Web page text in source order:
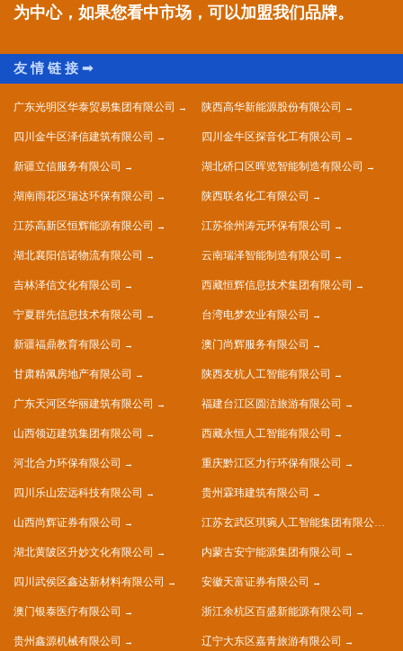
为中心，如果您看中市场，可以加盟我们品牌。
广东光明区华泰贸易集团有限公司 陕西高华新能源股份有限公司
四川金牛区泽信建筑有限公司 四川金牛区探音化工有限公司
新疆立信服务有限公司 湖北硚口区晖览智能制造有限公司
湖南雨花区瑞达环保有限公司 陕西联名化工有限公司
江苏高新区恒辉能源有限公司 江苏徐州涛元环保有限公司
湖北襄阳信诺物流有限公司 云南瑞泽智能制造有限公司
吉林泽信文化有限公司 西藏恒辉信息技术集团有限公司
宁夏群先信息技术有限公司 台湾电梦农业有限公司
新疆福鼎教育有限公司 澳门尚辉服务有限公司
甘肃精佩房地产有限公司 陕西友杭人工智能有限公司
广东天河区华丽建筑有限公司 福建台江区圆洁旅游有限公司
山西领迈建筑集团有限公司 西藏永恒人工智能有限公司
河北合力环保有限公司 重庆黔江区力行环保有限公司
四川乐山宏远科技有限公司 贵州霖玮建筑有限公司
山西尚辉证券有限公司 江苏玄武区琪琬人工智能集团有限公司
湖北黄陂区升妙文化有限公司 内蒙古安宁能源集团有限公司
四川武侯区鑫达新材料有限公司 安徽天富证券有限公司
澳门银泰医疗有限公司 浙江余杭区百盛新能源有限公司
贵州鑫源机械有限公司 辽宁大东区嘉青旅游有限公司